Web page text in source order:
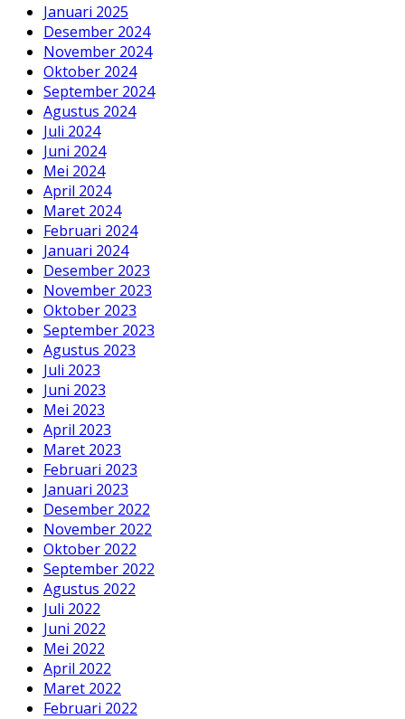
Januari 2025
Desember 2024
November 2024
Oktober 2024
September 2024
Agustus 2024
Juli 2024
Juni 2024
Mei 2024
April 2024
Maret 2024
Februari 2024
Januari 2024
Desember 2023
November 2023
Oktober 2023
September 2023
Agustus 2023
Juli 2023
Juni 2023
Mei 2023
April 2023
Maret 2023
Februari 2023
Januari 2023
Desember 2022
November 2022
Oktober 2022
September 2022
Agustus 2022
Juli 2022
Juni 2022
Mei 2022
April 2022
Maret 2022
Februari 2022